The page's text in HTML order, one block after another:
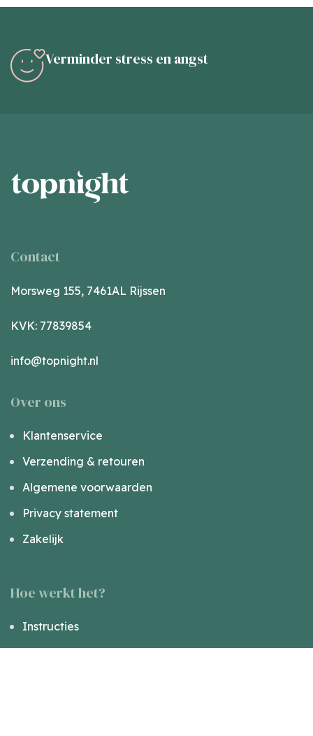
Verminder stress en angst
Contact
Morsweg 155, 7461AL Rijssen
KVK: 77839854
info@topnight.nl
Over ons
Klantenservice
Verzending & retouren
Algemene voorwaarden
Privacy statement
Zakelijk
Hoe werkt het?
Instructies
Veelgestelde vragen